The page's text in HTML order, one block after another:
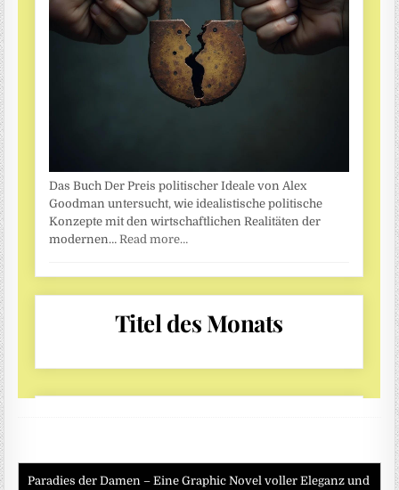
Paradies der Damen – Eine Graphic Novel voller Eleganz und